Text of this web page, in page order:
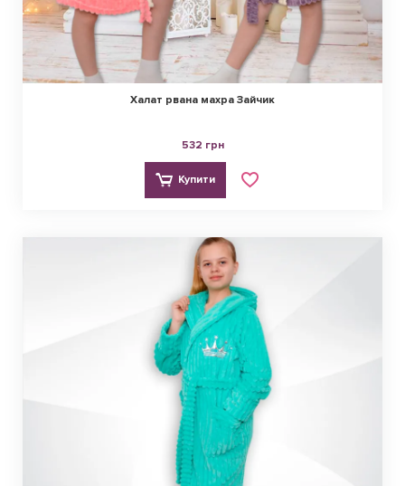
Халат рвана махра Зайчик
532 грн
Купити